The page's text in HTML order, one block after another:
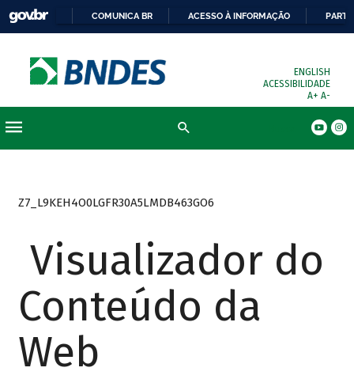
COMUNICA BR ACESSO À INFORMAÇÃO
ENGLISH
ACESSIBILIDADE
A+ A-
Z7_L9KEH4O0LGFR30A5LMDB463GO6
Visualizador do
Conteúdo da
Web